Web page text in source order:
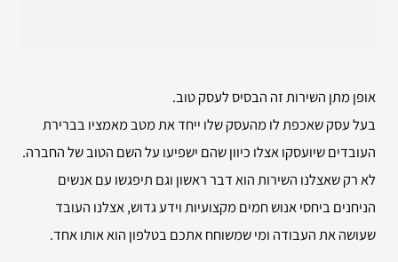
אופן מתן השירות זה הבסיס לעסק טוב.
בעל עסק שאכפת לו מהעסק שלו ייחד את מטב מאמציו בברירת
העובדים שיועסקו אצלו כיוון שהם ישפיעו על השם הטוב של החברה.
לא רק שאצלנו השירות הוא דבר ראשון וגם תיפגשו עם אנשים
הניחנים ביחסי אנוש חמים מקצועיות וידע גדוש, אצלנו העובד
שעושה את העבודה ומי שמשוחח אתכם בטלפון הוא אותו אחד.